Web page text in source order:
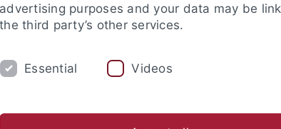
Standort
Aktuelles Berichte
advertising purposes and your data may be
the third party’s other services.
Essential Videos